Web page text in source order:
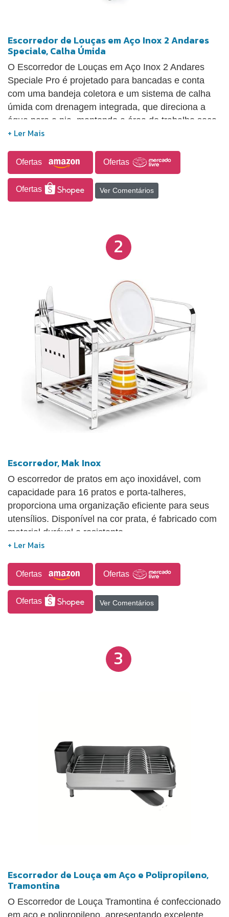
Escorredor de Louças em Aço Inox 2 Andares
Speciale, Calha Úmida
O Escorredor de Louças em Aço Inox 2 Andares
Speciale Pro é projetado para bancadas e conta
com uma bandeja coletora e um sistema de calha
úmida com drenagem integrada, que direciona a
água para a pia, mantendo a área de trabalho seca
e organizada. Seu design eficiente inclui módulos
otimizando o uso do espaço. Possui pés em silicone
que previnem riscos na bancada e garantem maior
estabilidade. Fabricado com aço inox escovado e
polipropileno de alta resistência, oferece
espaço interno sem ocupar muito da superfície da
Ofertas Ofertas
Ofertas Ver Comentários
2
Escorredor, Mak Inox
O escorredor de pratos em aço inoxidável, com
capacidade para 16 pratos e porta-talheres,
proporciona uma organização eficiente para seus
utensílios. Disponível na cor prata, é fabricado com
material durável e resistente.
Ofertas Ofertas
Ofertas Ver Comentários
3
Escorredor de Louça em Aço e Polipropileno,
Tramontina
O Escorredor de Louça Tramontina é confeccionado
em aço e polipropileno, apresentando excelente